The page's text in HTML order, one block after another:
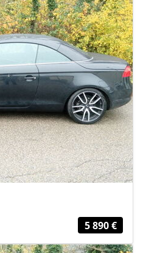
5 890 €